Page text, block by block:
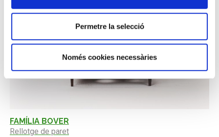
Permetre la selecció
Només cookies necessàries
FAMÍLIA BOVER
Rellotge de paret